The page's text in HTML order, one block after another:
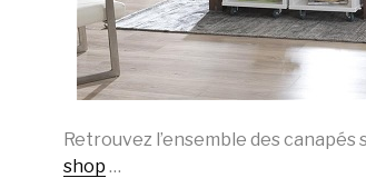
Retrouvez l’ensemble des
shop …